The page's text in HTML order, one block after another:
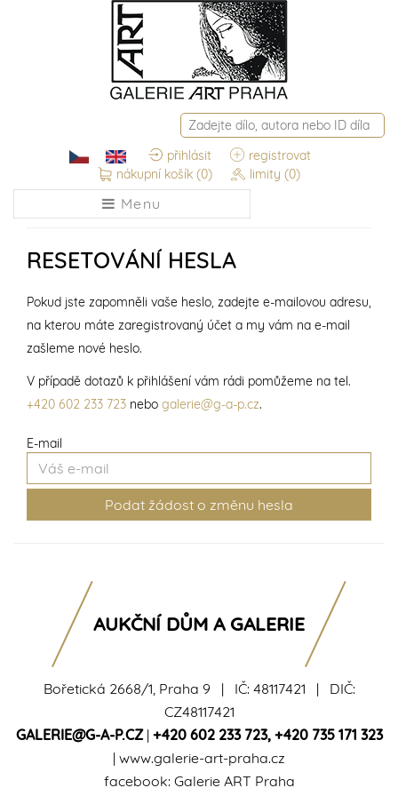
přihlásit
registrovat
nákupní košík (0) limity (0)
Menu
RESETOVÁNÍ HESLA
E-mail
Pokud jste zapomněli vaše heslo, zadejte e-mailovou adresu,
na kterou máte zaregistrovaný účet a my vám na e-mail
zašleme nové heslo.
V případě dotazů k přihlášení vám rádi pomůžeme na tel.
+420 602 233 723 nebo galerie@g-a-p.cz.
Bořetická 2668/1, Praha 9 | IČ: 48117421 | DIČ:
CZ48117421
GALERIE@G-A-P.CZ| +420 602 233 723, +420 735 171 323
| www.galerie-art-praha.cz
facebook: Galerie ART Praha
AUKČNÍ DŮM A GALERIE